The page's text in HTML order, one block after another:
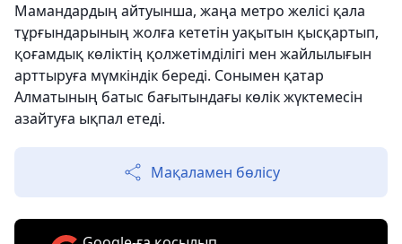
Мамандардың айтуынша, жаңа метро желісі қала
тұрғындарының жолға кететін уақытын қысқартып,
қоғамдық көліктің қолжетімділігі мен жайлылығын
арттыруға мүмкіндік береді. Сонымен қатар
Алматының батыс бағытындағы көлік жүктемесін
азайтуға ықпал етеді.
Мақаламен бөлісу